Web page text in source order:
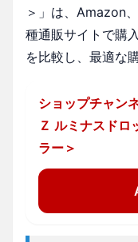
＞」は、Amazon
種通販サイトで購
を比較し、最適な
ショップチャン
Ｚ ルミナスドロ
ラー＞